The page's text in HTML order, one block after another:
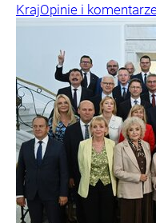
KrajOpinie i